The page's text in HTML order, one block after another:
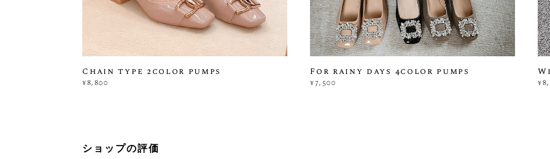
Chain type 2color pumps
¥8,800
For rainy days 4color pumps
¥7,500
ショップの評価